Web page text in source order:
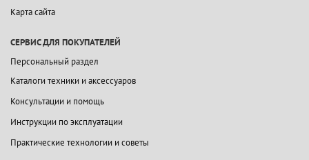
Карта сайта
СЕРВИС ДЛЯ ПОКУПАТЕЛЕЙ
Персональный раздел
Каталоги техники и аксессуаров
Консультации и помощь
Инструкции по эксплуатации
Практические технологии и советы